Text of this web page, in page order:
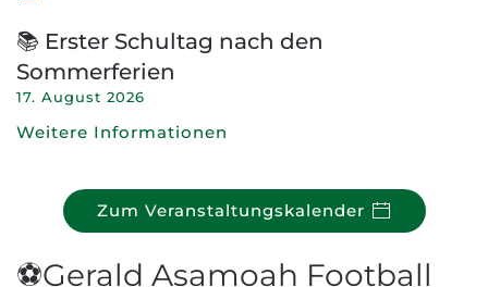
📚 Erster Schultag nach den
Sommerferien
17. August 2026
Weitere Informationen
Zum Veranstaltungskalender
⚽Gerald Asamoah Football